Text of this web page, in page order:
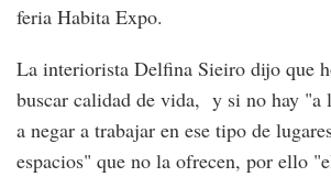
feria Habita Expo.
La interiorista Delfina Sieiro dijo que
buscar calidad de vida, y si no hay "a
a negar a trabajar en ese tipo de
espacios" que no la ofrecen, por ello